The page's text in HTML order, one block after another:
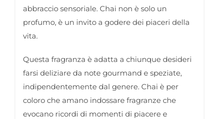
abbraccio sensoriale. Chai non è solo un
profumo, è un invito a godere dei piaceri della
vita.
Questa fragranza è adatta a chiunque desideri
farsi deliziare da note gourmand e speziate,
indipendentemente dal genere. Chai è per
coloro che amano indossare fragranze che
evocano ricordi di momenti di piacere e